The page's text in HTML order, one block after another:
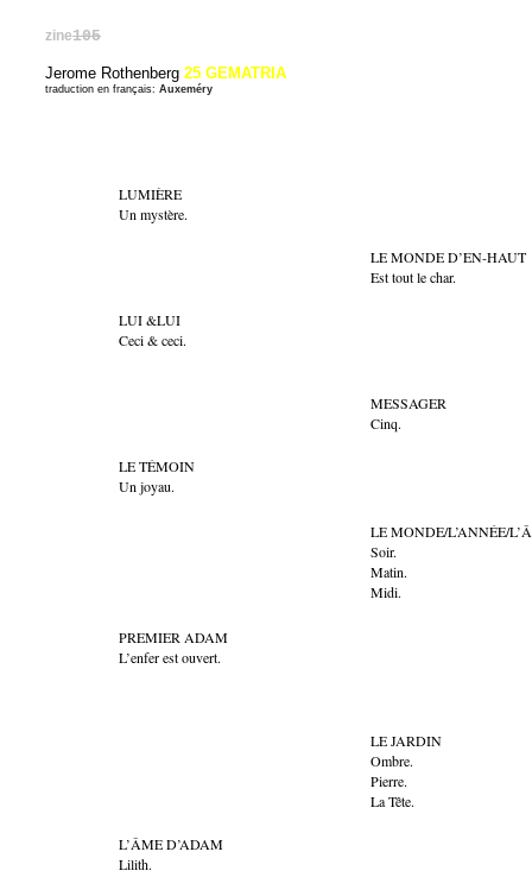
zine105
Jerome Rothenberg 25 GEMATRIA
traduction en français: Auxeméry
LUMIÈRE
Un mystère.
LE MONDE D’EN-HAUT
Est tout le char.
LUI &LUI
Ceci & ceci.
MESSAGER
Cinq.
LE TÉMOIN
Un joyau.
LE MONDE/L’ANNÉE/
Soir.
Matin.
Midi.
PREMIER ADAM
L’enfer est ouvert.
LE JARDIN
Ombre.
Pierre.
La Tête.
L’ÂME D’ADAM
Lilith.